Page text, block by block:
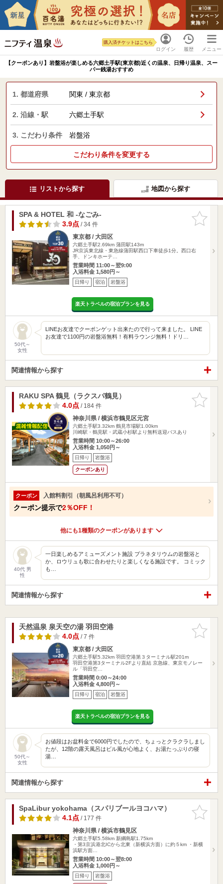
ログイン
購入済チケットはこちら
履歴 メニュー
【クーポンあり】岩盤浴が楽しめる六郷土手駅(東京都)近くの温泉、日帰り温泉、スー
パー銭湯おすすめ
1. 都道府県 関東 / 東京都
2. 沿線・駅 六郷土手駅
3. こだわり条件 岩盤浴
こだわり条件を変更する
リストから探す 地図から探す
お気に入
りに追加
SPA & HOTEL 和 -なごみ-
3.9点/ 34 件
東京都 / 大田区
六郷土手駅2.69km 蒲田駅143m
JR京浜東北線・東急線蒲田駅西口下車徒歩1分。西口右
手、ドンキホーテ…
営業時間 11:00～翌9:00
入浴料金 1,580円～
日帰り 宿泊 岩盤浴
楽天トラベルの宿泊プランを見る
50代～
女性
LINEお友達でクーポンゲット出来たので行って来ました。 LINE
お友達で1100円の岩盤浴無料！有料ラウンジ無料！ドリ…
関連情報から探す
お気に入
りに追加
RAKU SPA 鶴見（ラクスパ鶴見）
4.0点/ 184 件
神奈川県 / 横浜市鶴見区元宮
六郷土手駅3.32km 鶴見市場駅1.00km
川崎駅・鶴見駅・武蔵小杉駅より無料送迎バスあり
営業時間 10:00～26:00
入浴料金 1,050円～
日帰り 岩盤浴
クーポンあり
クーポン 入館料割引（朝風呂利用不可）
クーポン提示で2％OFF！
他にも1種類のクーポンがあります
40代 男
性
一日楽しめるアミューズメント施設 プラネタリウムの岩盤浴と
か、ロウリュも歌に合わせたりと楽しくなる施設です。 コミック
も…
関連情報から探す
お気に入
りに追加
天然温泉 泉天空の湯 羽田空港
4.0点/ 7 件
東京都 / 大田区
六郷土手駅5.32km 羽田空港第３ターミナル駅201m
羽田空港第3ターミナル2Fより直結 京急線、東京モノレー
ル「羽田空…
営業時間 0:00～24:00
入浴料金 4,800円～
日帰り 宿泊 岩盤浴
楽天トラベルの宿泊プランを見る
50代～
女性
お値段はお盆料金で6000円でしたので、ちょっとクラクラしまし
たが、12階の露天風呂はビル風が心地よく、お湯たっぷりの寝
湯…
関連情報から探す
お気に入
りに追加
SpaLibur yokohama（スパリブールヨコハマ）
4.1点/ 177 件
神奈川県 / 横浜市鶴見区
六郷土手駅5.58km 新綱島駅1.75km
・第3京浜港北ICから北東（新横浜方面）に約５km ・新横
浜駅方面…
営業時間 10:00～翌8:00
入浴料金 1,000円～
日帰り 岩盤浴